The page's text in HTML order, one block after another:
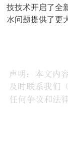
技技术开启了全
水问题提供了更